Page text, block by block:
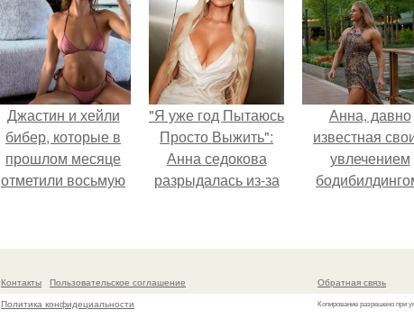
Джастин и хейли
бибер, которые в
прошлом месяце
отметили восьмую
новые фото с
отдыха.
"Я уже год Пытаюсь
Просто Выжить":
Анна седокова
разрыдалась из-за
Анна, давно
известная
увлечением
в роли
Контакты
Пользовательское соглашение
Политика конфидециальности
Обратная связь
Копирование разрешено при